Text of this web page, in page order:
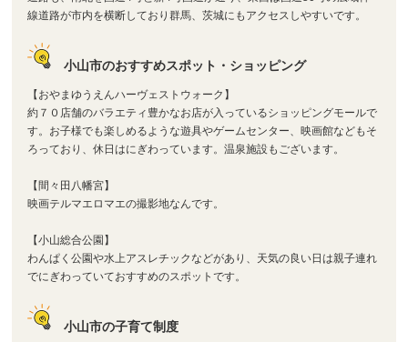
線道路が市内を横断しており群馬、茨城にもアクセスしやすいです。
小山市のおすすめスポット・ショッピング
【おやまゆうえんハーヴェストウォーク】
約７０店舗のバラエティ豊かなお店が入っているショッピングモールで
す。お子様でも楽しめるような遊具やゲームセンター、映画館などもそ
ろっており、休日はにぎわっています。温泉施設もございます。
【間々田八幡宮】
映画テルマエロマエの撮影地なんです。
【小山総合公園】
わんぱく公園や水上アスレチックなどがあり、天気の良い日は親子連れ
でにぎわっていておすすめのスポットです。
小山市の子育て制度